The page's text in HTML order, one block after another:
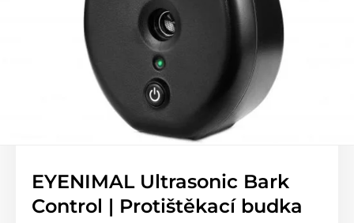
EYENIMAL Ultrasonic Bark
Control | Protištěkací budka